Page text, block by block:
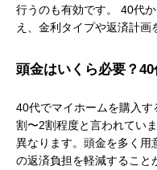
行うのも有効です。 40代
え、金利タイプや返済計画
頭金はいくら必要？
40代でマイホームを購入す
割〜2割程度と言われてい
異なります。頭金を多く用
の返済負担を軽減すること